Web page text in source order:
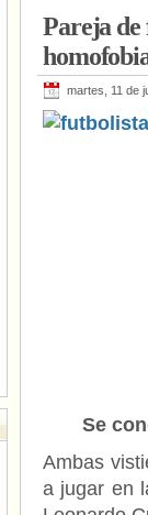
Pareja de
martes, 11 de
Se
Ambas
a jugar en